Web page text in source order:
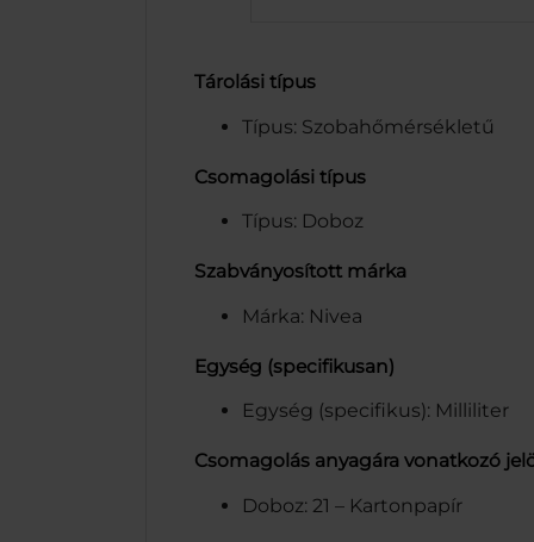
Tárolási típus
Típus: Szobahőmérsékletű
Csomagolási típus
Típus: Doboz
Szabványosított márka
Márka: Nivea
Egység (specifikusan)
Egység (specifikus): Milliliter
Csomagolás anyagára vonatkozó
Doboz: 21 – Kartonpapír